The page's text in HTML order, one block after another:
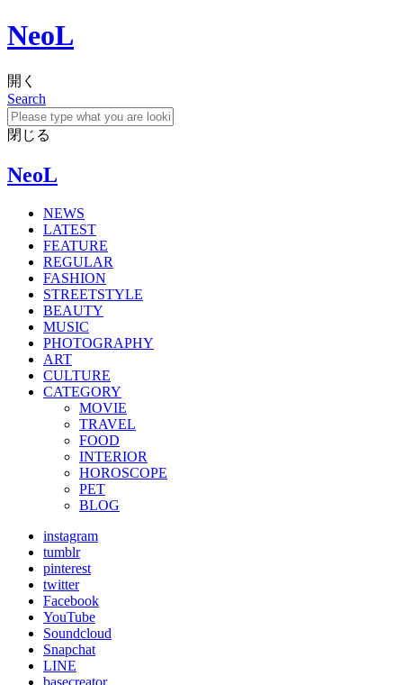
NeoL
開く
Search
閉じる
NeoL
NEWS
LATEST
FEATURE
REGULAR
FASHION
STREETSTYLE
BEAUTY
MUSIC
PHOTOGRAPHY
ART
CULTURE
CATEGORY
MOVIE
TRAVEL
FOOD
INTERIOR
HOROSCOPE
PET
BLOG
instagram
tumblr
pinterest
twitter
Facebook
YouTube
Soundcloud
Snapchat
LINE
basecreator